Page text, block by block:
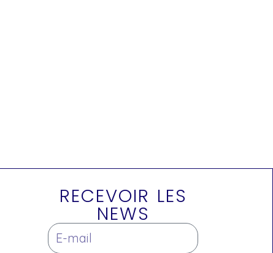
RECEVOIR LES
NEWS